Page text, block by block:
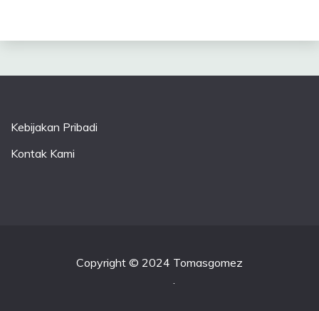
Kebijakan Pribadi
Kontak Kami
Copyright © 2024 Tomasgomez